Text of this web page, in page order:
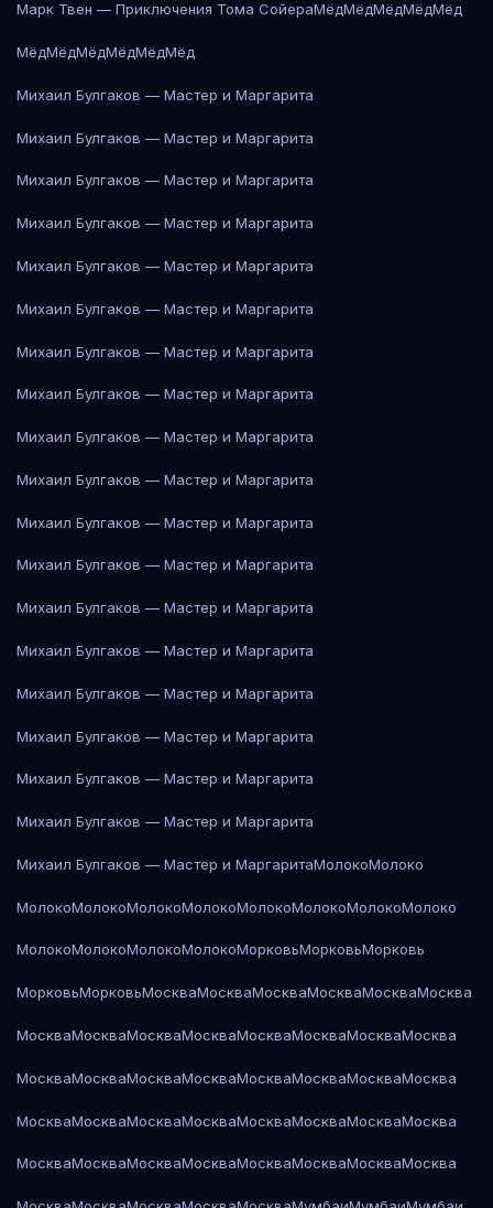
Марк Твен — Приключения Тома СойераМёдМёдМёдМёдМёд
МёдМёдМёдМёдМёдМёд
Михаил Булгаков — Мастер и Маргарита
Михаил Булгаков — Мастер и Маргарита
Михаил Булгаков — Мастер и Маргарита
Михаил Булгаков — Мастер и Маргарита
Михаил Булгаков — Мастер и Маргарита
Михаил Булгаков — Мастер и Маргарита
Михаил Булгаков — Мастер и Маргарита
Михаил Булгаков — Мастер и Маргарита
Михаил Булгаков — Мастер и Маргарита
Михаил Булгаков — Мастер и Маргарита
Михаил Булгаков — Мастер и Маргарита
Михаил Булгаков — Мастер и Маргарита
Михаил Булгаков — Мастер и Маргарита
Михаил Булгаков — Мастер и Маргарита
Михаил Булгаков — Мастер и Маргарита
Михаил Булгаков — Мастер и Маргарита
Михаил Булгаков — Мастер и Маргарита
Михаил Булгаков — Мастер и Маргарита
Михаил Булгаков — Мастер и МаргаритаМолокоМолоко
МолокоМолокоМолокоМолокоМолокоМолокоМолокоМолоко
МолокоМолокоМолокоМолокоМорковьМорковьМорковь
МорковьМорковьМоскваМоскваМоскваМоскваМоскваМосква
МоскваМоскваМоскваМоскваМоскваМоскваМоскваМосква
МоскваМоскваМоскваМоскваМоскваМоскваМоскваМосква
МоскваМоскваМоскваМоскваМоскваМоскваМоскваМосква
МоскваМоскваМоскваМоскваМоскваМоскваМоскваМосква